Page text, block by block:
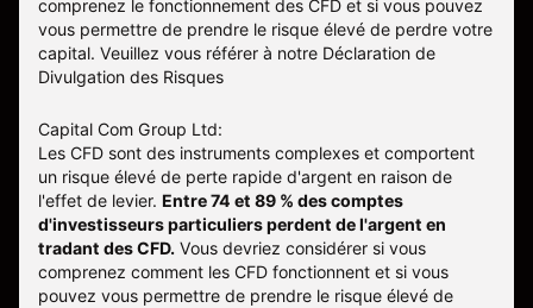
comprenez le fonctionnement des CFD et si vous pouvez
vous permettre de prendre le risque élevé de perdre votre
capital. Veuillez vous référer à notre Déclaration de
Divulgation des Risques
Capital Com Group Ltd:
Les CFD sont des instruments complexes et comportent
un risque élevé de perte rapide d'argent en raison de
l'effet de levier. Entre 74 et 89 % des comptes
d'investisseurs particuliers perdent de l'argent en
tradant des CFD. Vous devriez considérer si vous
comprenez comment les CFD fonctionnent et si vous
pouvez vous permettre de prendre le risque élevé de